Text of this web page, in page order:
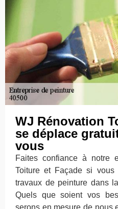
WJ Rénovation
se déplace
vous
Faites confiance à notre
Toiture et Façade si
travaux de peinture dans
Quels que soient vos
serons en mesure de nous